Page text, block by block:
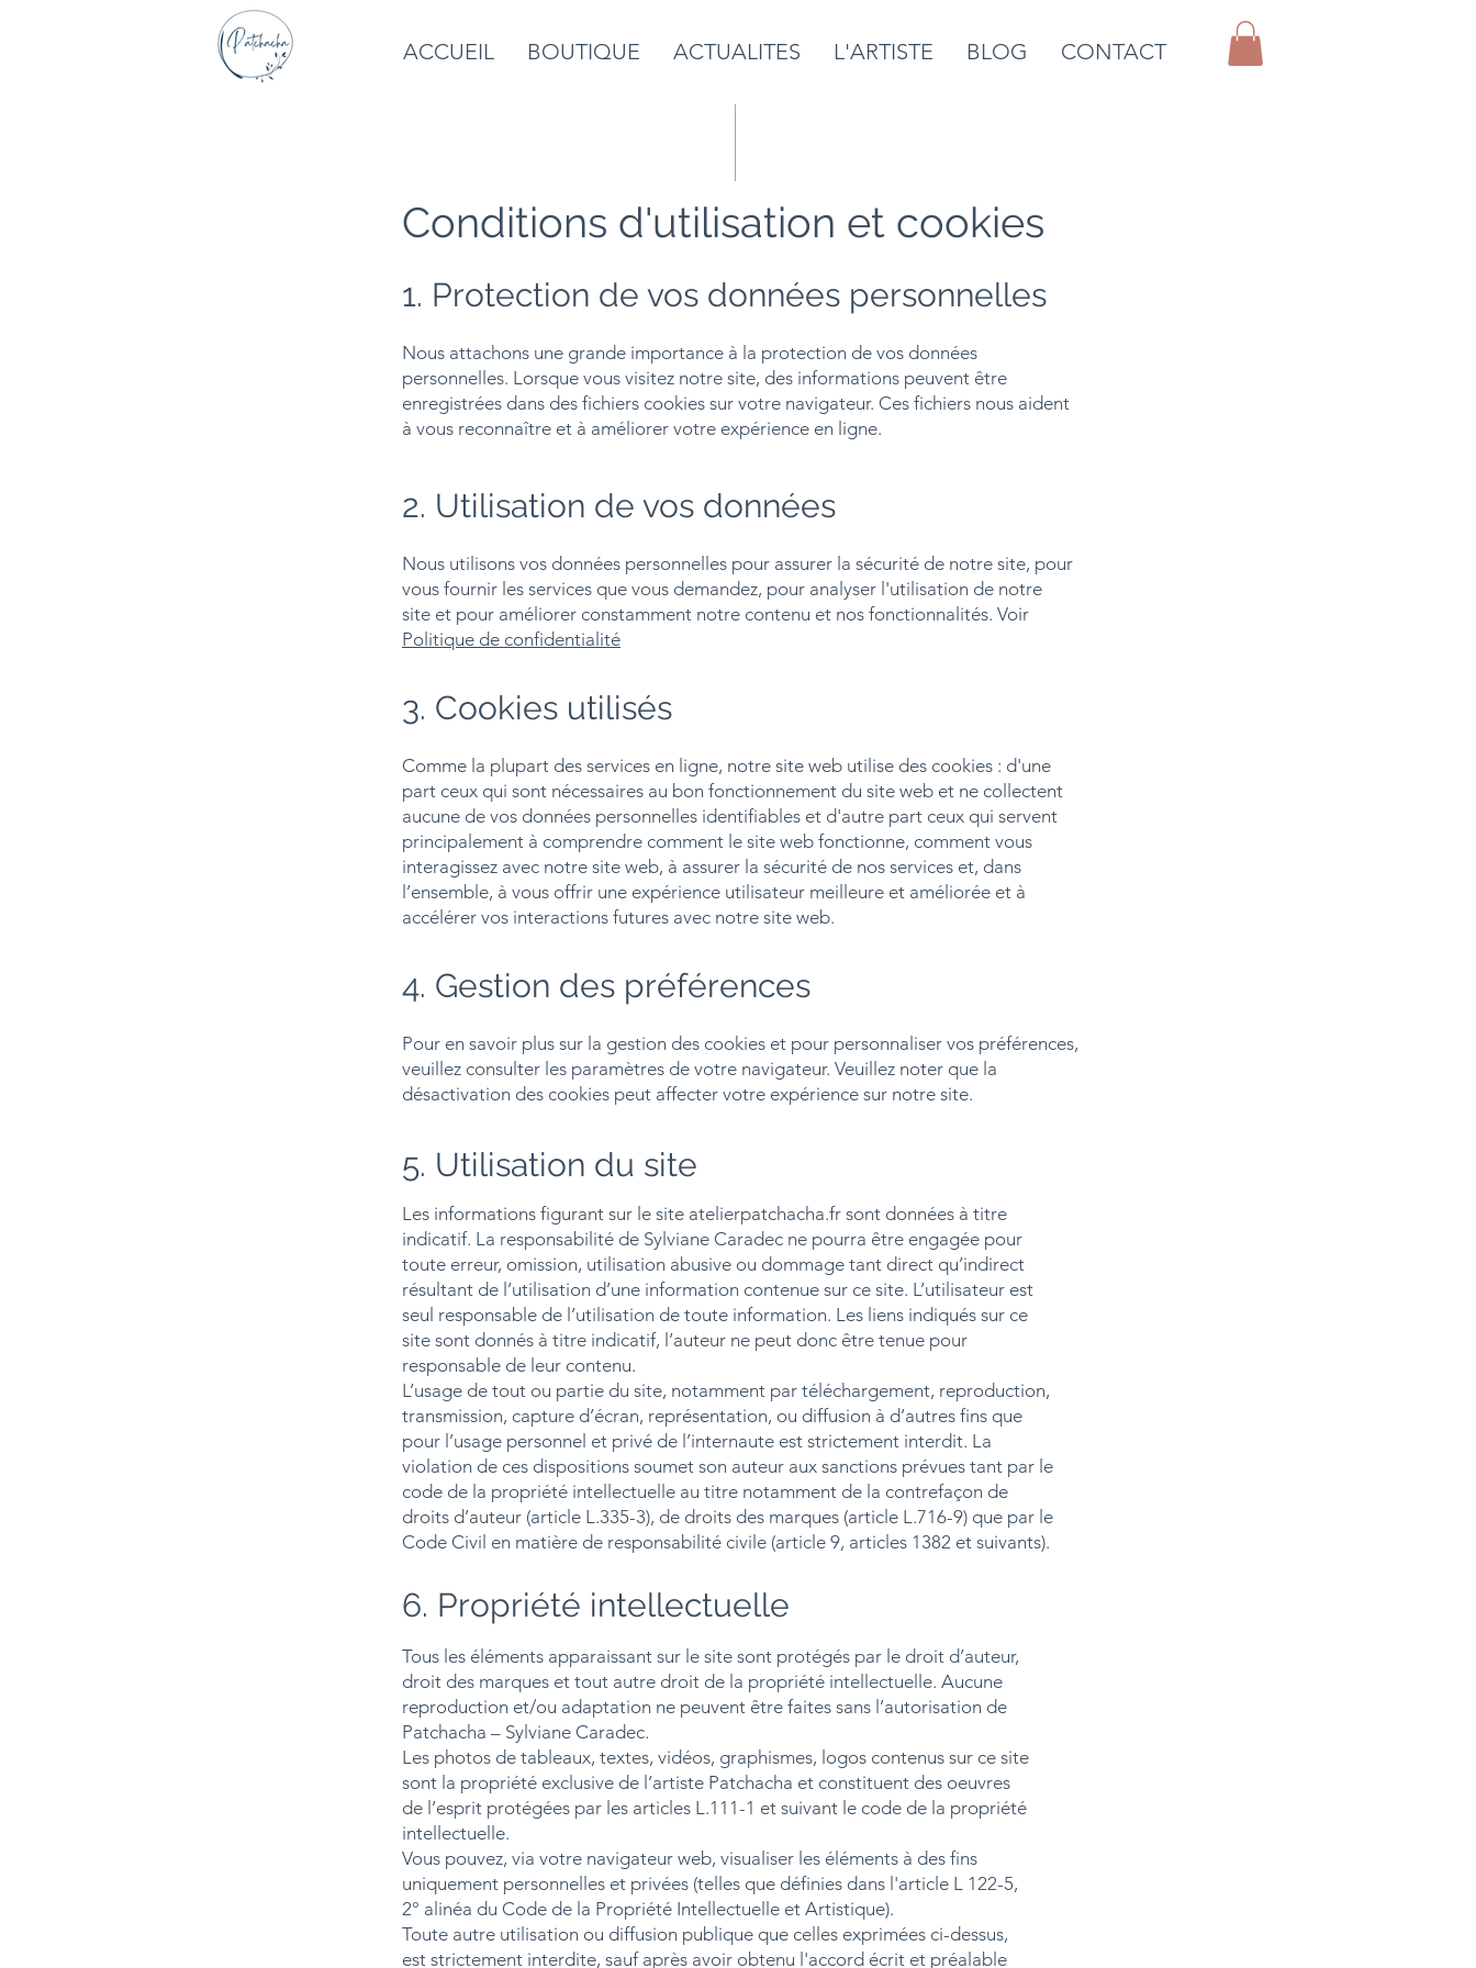
ACCUEIL BOUTIQUE ACTUALITES L'ARTISTE BLOG CONTACT
Conditions d'utilisation et cookies
1. Protection de vos données personnelles
Nous attachons une grande importance à la protection de vos données
personnelles. Lorsque vous visitez notre site, des informations peuvent être
enregistrées dans des fichiers cookies sur votre navigateur. Ces fichiers nous aident
à vous reconnaître et à améliorer votre expérience en ligne.
2. Utilisation de vos données
Nous utilisons vos données personnelles pour assurer la sécurité de notre site, pour
vous fournir les services que vous demandez, pour analyser l'utilisation de notre
site et pour améliorer constamment notre contenu et nos fonctionnalités. Voir
Politique de confidentialité
3. Cookies utilisés
Comme la plupart des services en ligne, notre site web utilise des cookies : d'une
part ceux qui sont nécessaires au bon fonctionnement du site web et ne collectent
aucune de vos données personnelles identifiables et d'autre part ceux qui servent
principalement à comprendre comment le site web fonctionne, comment vous
interagissez avec notre site web, à assurer la sécurité de nos services et, dans
l’ensemble, à vous offrir une expérience utilisateur meilleure et améliorée et à
accélérer vos interactions futures avec notre site web.
4. Gestion des préférences
Pour en savoir plus sur la gestion des cookies et pour personnaliser vos préférences,
veuillez consulter les paramètres de votre navigateur. Veuillez noter que la
désactivation des cookies peut affecter votre expérience sur notre site.
5. Utilisation du site
Les informations figurant sur le site atelierpatchacha.fr sont données à titre
indicatif. La responsabilité de Sylviane Caradec ne pourra être engagée pour
toute erreur, omission, utilisation abusive ou dommage tant direct qu’indirect
résultant de l’utilisation d’une information contenue sur ce site. L’utilisateur est
seul responsable de l’utilisation de toute information. Les liens indiqués sur ce
site sont donnés à titre indicatif, l’auteur ne peut donc être tenue pour
responsable de leur contenu.
L’usage de tout ou partie du site, notamment par téléchargement, reproduction,
transmission, capture d’écran, représentation, ou diffusion à d’autres fins que
pour l’usage personnel et privé de l’internaute est strictement interdit. La
violation de ces dispositions soumet son auteur aux sanctions prévues tant par le
code de la propriété intellectuelle au titre notamment de la contrefaçon de
droits d’auteur (article L.335-3), de droits des marques (article L.716-9) que par le
Code Civil en matière de responsabilité civile (article 9, articles 1382 et suivants).
6. Propriété intellectuelle
Tous les éléments apparaissant sur le site sont protégés par le droit d’auteur,
droit des marques et tout autre droit de la propriété intellectuelle. Aucune
reproduction et/ou adaptation ne peuvent être faites sans l’autorisation de
Patchacha – Sylviane Caradec.
Les photos de tableaux, textes, vidéos, graphismes, logos contenus sur ce site
sont la propriété exclusive de l’artiste Patchacha et constituent des oeuvres
de l’esprit protégées par les articles L.111-1 et suivant le code de la propriété
intellectuelle.
Vous pouvez, via votre navigateur web, visualiser les éléments à des fins
uniquement personnelles et privées (telles que définies dans l'article L 122-5,
2° alinéa du Code de la Propriété Intellectuelle et Artistique).
Toute autre utilisation ou diffusion publique que celles exprimées ci-dessus,
est strictement interdite, sauf après avoir obtenu l'accord écrit et préalable